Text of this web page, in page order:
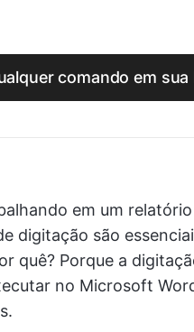
comando em
em um
digitação são
quê? Porque a
no Microsoft